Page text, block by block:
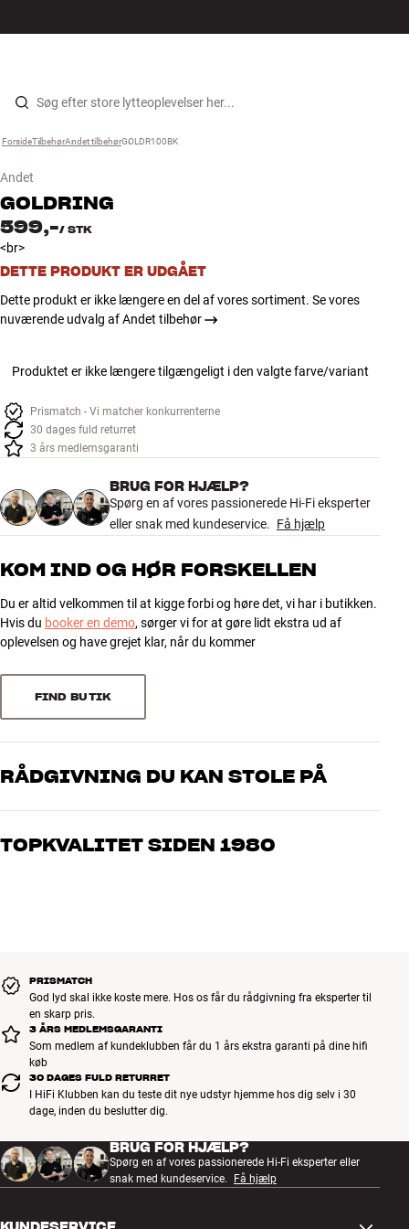
Gå til indhold
Højtaler
Høretelefoner
Kabler
Tilbehør
MÆRKER
NYHEDER
TILBUD
Kundeservice
Log ind
Kundeservice
Forside ›
Tilbehør ›
Andet tilbehør ›
GOLDR100BK
Andet
GOLDRING
599,-/ STK
<br>
DETTE PRODUKT ER UDGÅET
Dette produkt er ikke længere en del af vores sortiment. Se vores
nuværende udvalg af Andet tilbehør
Produktet er ikke længere tilgængeligt i den valgte farve/variant
Prismatch - Vi matcher konkurrenterne
30 dages fuld returret
3 års medlemsgaranti
BRUG FOR HJÆLP?
Spørg en af vores passionerede Hi-Fi eksperter
eller snak med kundeservice. Få hjælp
KOM IND OG HØR FORSKELLEN
Du er altid velkommen til at kigge forbi og høre det, vi har i butikken.
Hvis du booker en demo, sørger vi for at gøre lidt ekstra ud af
oplevelsen og have grejet klar, når du kommer
FIND BUTIK
RÅDGIVNING DU KAN STOLE PÅ
Vores medarbejdere er ægte entusiaster, som kender produkterne
os, hvad du drømmer om – så finder vi den løsning, der passer
TOPKVALITET SIDEN 1980
PRISMATCH
God lyd skal ikke koste mere. Hos os får du rådgivning fra eksperter til
en skarp pris.
3 ÅRS MEDLEMSGARANTI
Som medlem af kundeklubben får du 1 års ekstra garanti på dine hifi
køb
30 DAGES FULD RETURRET
I HiFi Klubben kan du teste dit nye udstyr hjemme hos dig selv i 30
dage, inden du beslutter dig.
BRUG FOR HJÆLP?
Spørg en af vores passionerede Hi-Fi eksperter eller
snak med kundeservice.
Få hjælp